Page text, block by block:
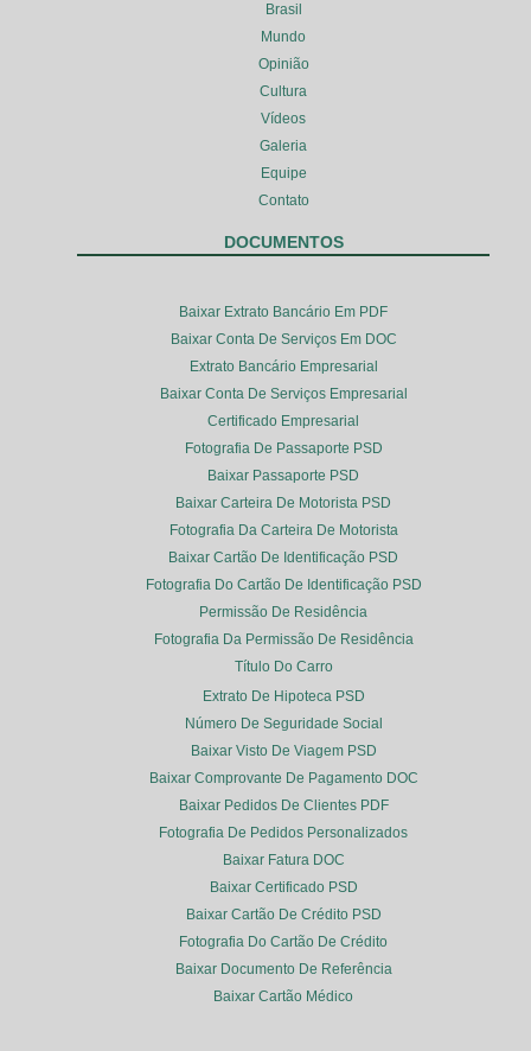
Brasil
Mundo
Opinião
Cultura
Vídeos
Galeria
Equipe
Contato
DOCUMENTOS
Baixar Extrato Bancário Em PDF
Baixar Conta De Serviços Em DOC
Extrato Bancário Empresarial
Baixar Conta De Serviços Empresarial
Certificado Empresarial
Fotografia De Passaporte PSD
Baixar Passaporte PSD
Baixar Carteira De Motorista PSD
Fotografia Da Carteira De Motorista
Baixar Cartão De Identificação PSD
Fotografia Do Cartão De Identificação PSD
Permissão De Residência
Fotografia Da Permissão De Residência
Título Do Carro
Extrato De Hipoteca PSD
Número De Seguridade Social
Baixar Visto De Viagem PSD
Baixar Comprovante De Pagamento DOC
Baixar Pedidos De Clientes PDF
Fotografia De Pedidos Personalizados
Baixar Fatura DOC
Baixar Certificado PSD
Baixar Cartão De Crédito PSD
Fotografia Do Cartão De Crédito
Baixar Documento De Referência
Baixar Cartão Médico